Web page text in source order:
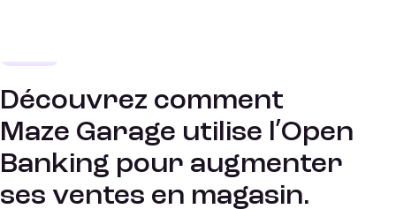
Découvrez comment
Maze Garage utilise l’Open
Banking pour augmenter
ses ventes en magasin.